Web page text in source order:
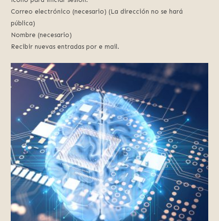
Correo electrónico (necesario) (La dirección no se hará
pública)
Nombre (necesario)
Recibir nuevas entradas por e mail.